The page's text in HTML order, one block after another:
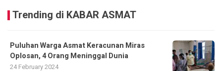
Trending di KABAR ASMAT
Puluhan Warga Asmat Keracunan Miras
Oplosan, 4 Orang Meninggal Dunia
24 February 2024